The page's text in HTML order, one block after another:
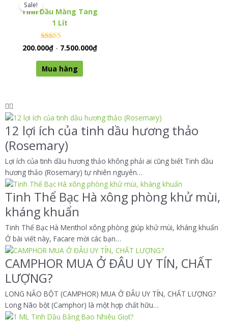
Sale!
Tinh Dầu Màng Tang
1 Lít
Rated
0
out of 5
200.000₫- 7.500.000₫
Mua hàng
12 lợi ích của tinh dầu hương thảo
(Rosemary)
Lợi ích của tinh dầu hương thảo không phải ai cũng biết Tinh dầu
hương thảo (Rosemary) tự nhiên nguyên…
Tinh Thể Bạc Hà xông phòng khử mùi,
kháng khuẩn
Tinh Thể Bạc Hà Menthol xông phòng giúp khử mùi, kháng khuẩn
Ở bài viết này, Facare mời các bạn…
CAMPHOR MUA Ở ĐÂU UY TÍN, CHẤT
LƯỢNG?
LONG NÃO BỘT (CAMPHOR) MUA Ở ĐÂU UY TÍN, CHẤT LƯỢNG?
Long Não bột (Camphor) là một hợp chất hữu…